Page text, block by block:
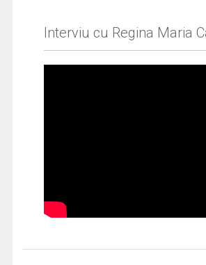
Interviu cu Regina Maria